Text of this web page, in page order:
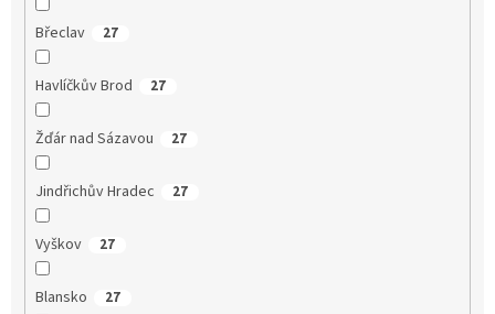
Břeclav 27
Havlíčkův Brod 27
Žďár nad Sázavou 27
Jindřichův Hradec 27
Vyškov 27
Blansko 27